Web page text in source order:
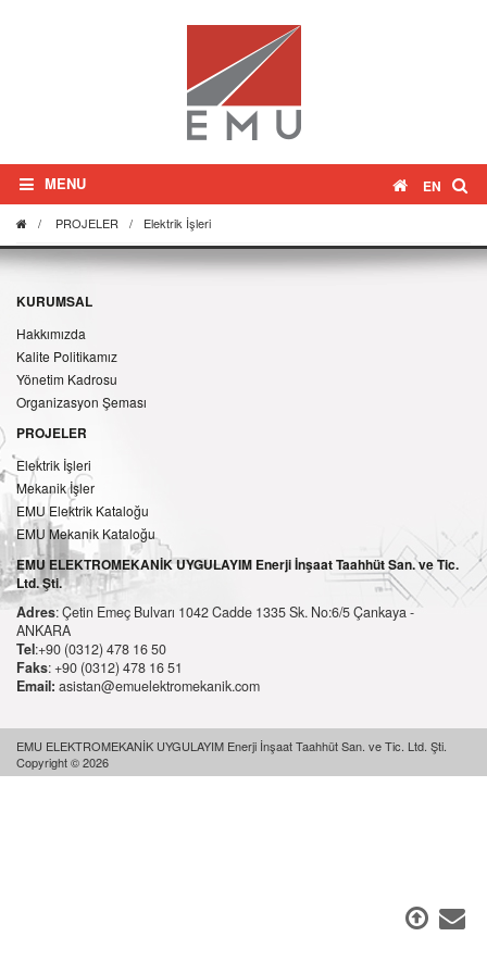
MENU EN
/ PROJELER / Elektrik İşleri
KURUMSAL
Hakkımızda
Kalite Politikamız
Yönetim Kadrosu
Organizasyon Şeması
PROJELER
Elektrik İşleri
Mekanik İşler
EMU Elektrik Kataloğu
EMU Mekanik Kataloğu
EMU ELEKTROMEKANİK UYGULAYIM Enerji İnşaat Taahhüt San. ve Tic.
Ltd. Şti.
Adres: Çetin Emeç Bulvarı 1042 Cadde 1335 Sk. No:6/5 Çankaya -
ANKARA
Tel:+90 (0312) 478 16 50
Faks: +90 (0312) 478 16 51
Email: asistan@emuelektromekanik.com
EMU ELEKTROMEKANİK UYGULAYIM Enerji İnşaat Taahhüt San. ve Tic. Ltd. Şti.
Copyright © 2026